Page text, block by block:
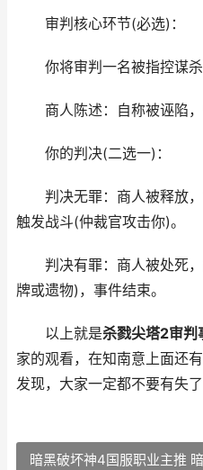
审判核心环节(必选)：
你将审判一名被指控谋杀
商人陈述：自称被诬陷，
你的判决(二选一)：
判决无罪：商人被释放，
触发战斗(仲裁官攻击你)。
判决有罪：商人被处死，
牌或遗物)，事件结束。
以上就是杀戮尖塔2审判
家的观看，在知南意上面还
发现，大家一定都不要有失了
暗黑破坏神4国服职业主推